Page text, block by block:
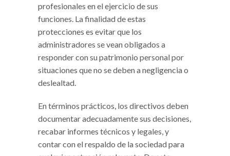
profesionales en el ejercicio de sus
funciones. La finalidad de estas
protecciones es evitar que los
administradores se vean obligados a
responder con su patrimonio personal por
situaciones que no se deben a negligencia o
deslealtad.
En términos prácticos, los directivos deben
documentar adecuadamente sus decisiones,
recabar informes técnicos y legales, y
contar con el respaldo de la sociedad para